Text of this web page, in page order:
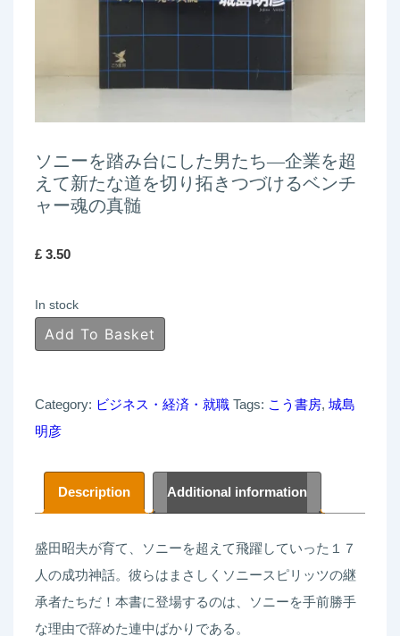
ソニーを踏み台にした男たち―企業を超
えて新たな道を切り拓きつづけるベンチ
ャー魂の真髄
£ 3.50
In stock
ニ
を
踏
に
し
た
男
た
Add To Basket
Category: ビジネス・経済・就職 Tags: こう書房, 城島
明彦
Description Additional information
盛田昭夫が育て、ソニーを超えて飛躍していった１７
人の成功神話。彼らはまさしくソニースピリッツの継
承者たちだ！本書に登場するのは、ソニーを手前勝手
な理由で辞めた連中ばかりである。